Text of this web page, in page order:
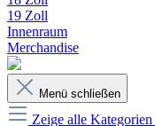
19 Zoll
Innenraum
Merchandise
Menü schließen
Zeige alle Kategorien